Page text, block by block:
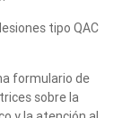
tipo QAC
formulario de
sobre la